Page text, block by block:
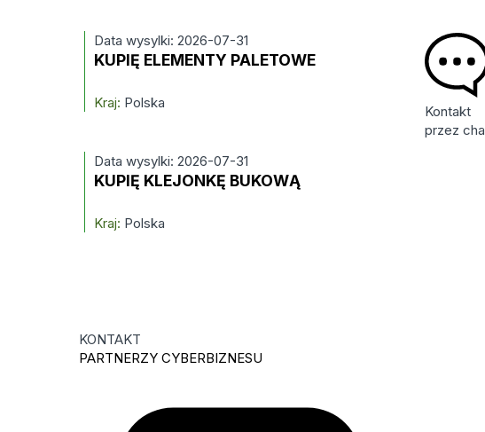
Data wysylki: 2026-07-31
KUPIĘ ELEMENTY PALETOWE
Kraj: Polska
Data wysylki: 2026-07-31
KUPIĘ KLEJONKĘ BUKOWĄ
Kraj: Polska
Kontakt
przez
KONTAKT
PARTNERZY CYBERBIZNESU